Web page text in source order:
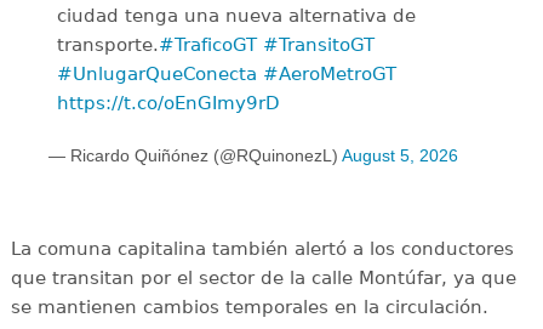
ciudad tenga una nueva alternativa de
transporte.#TraficoGT #TransitoGT
#UnlugarQueConecta #AeroMetroGT
https://t.co/oEnGImy9rD
— Ricardo Quiñónez (@RQuinonezL) August 5, 2026
La comuna capitalina también alertó a los conductores
que transitan por el sector de la calle Montúfar, ya que
se mantienen cambios temporales en la circulación.